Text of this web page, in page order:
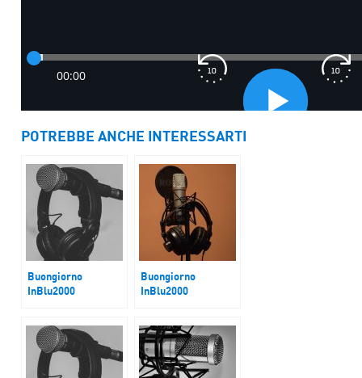
POTREBBE ANCHE INTERESSARTI
Buongiorno
InBlu2000
Buongiorno
InBlu2000